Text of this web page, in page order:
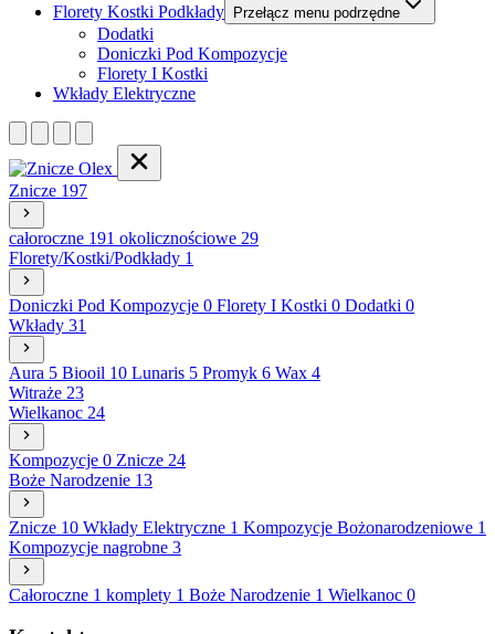
Florety Kostki Podkłady Przełącz menu podrzędne
Dodatki
Doniczki Pod Kompozycje
Florety I Kostki
Wkłady Elektryczne
Znicze 197
całoroczne 191 okolicznościowe 29
Florety/Kostki/Podkłady 1
Doniczki Pod Kompozycje 0 Florety I Kostki 0 Dodatki 0
Wkłady 31
Aura 5 Biooil 10 Lunaris 5 Promyk 6 Wax 4
Witraże 23
Wielkanoc 24
Kompozycje 0 Znicze 24
Boże Narodzenie 13
Znicze 10 Wkłady Elektryczne 1 Kompozycje Bożonarodzeniowe 1
Kompozycje nagrobne 3
Całoroczne 1 komplety 1 Boże Narodzenie 1 Wielkanoc 0